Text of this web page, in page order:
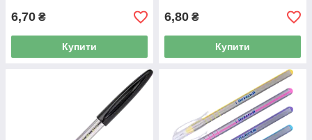
6,70 ₴
Купити
6,80 ₴
Купити